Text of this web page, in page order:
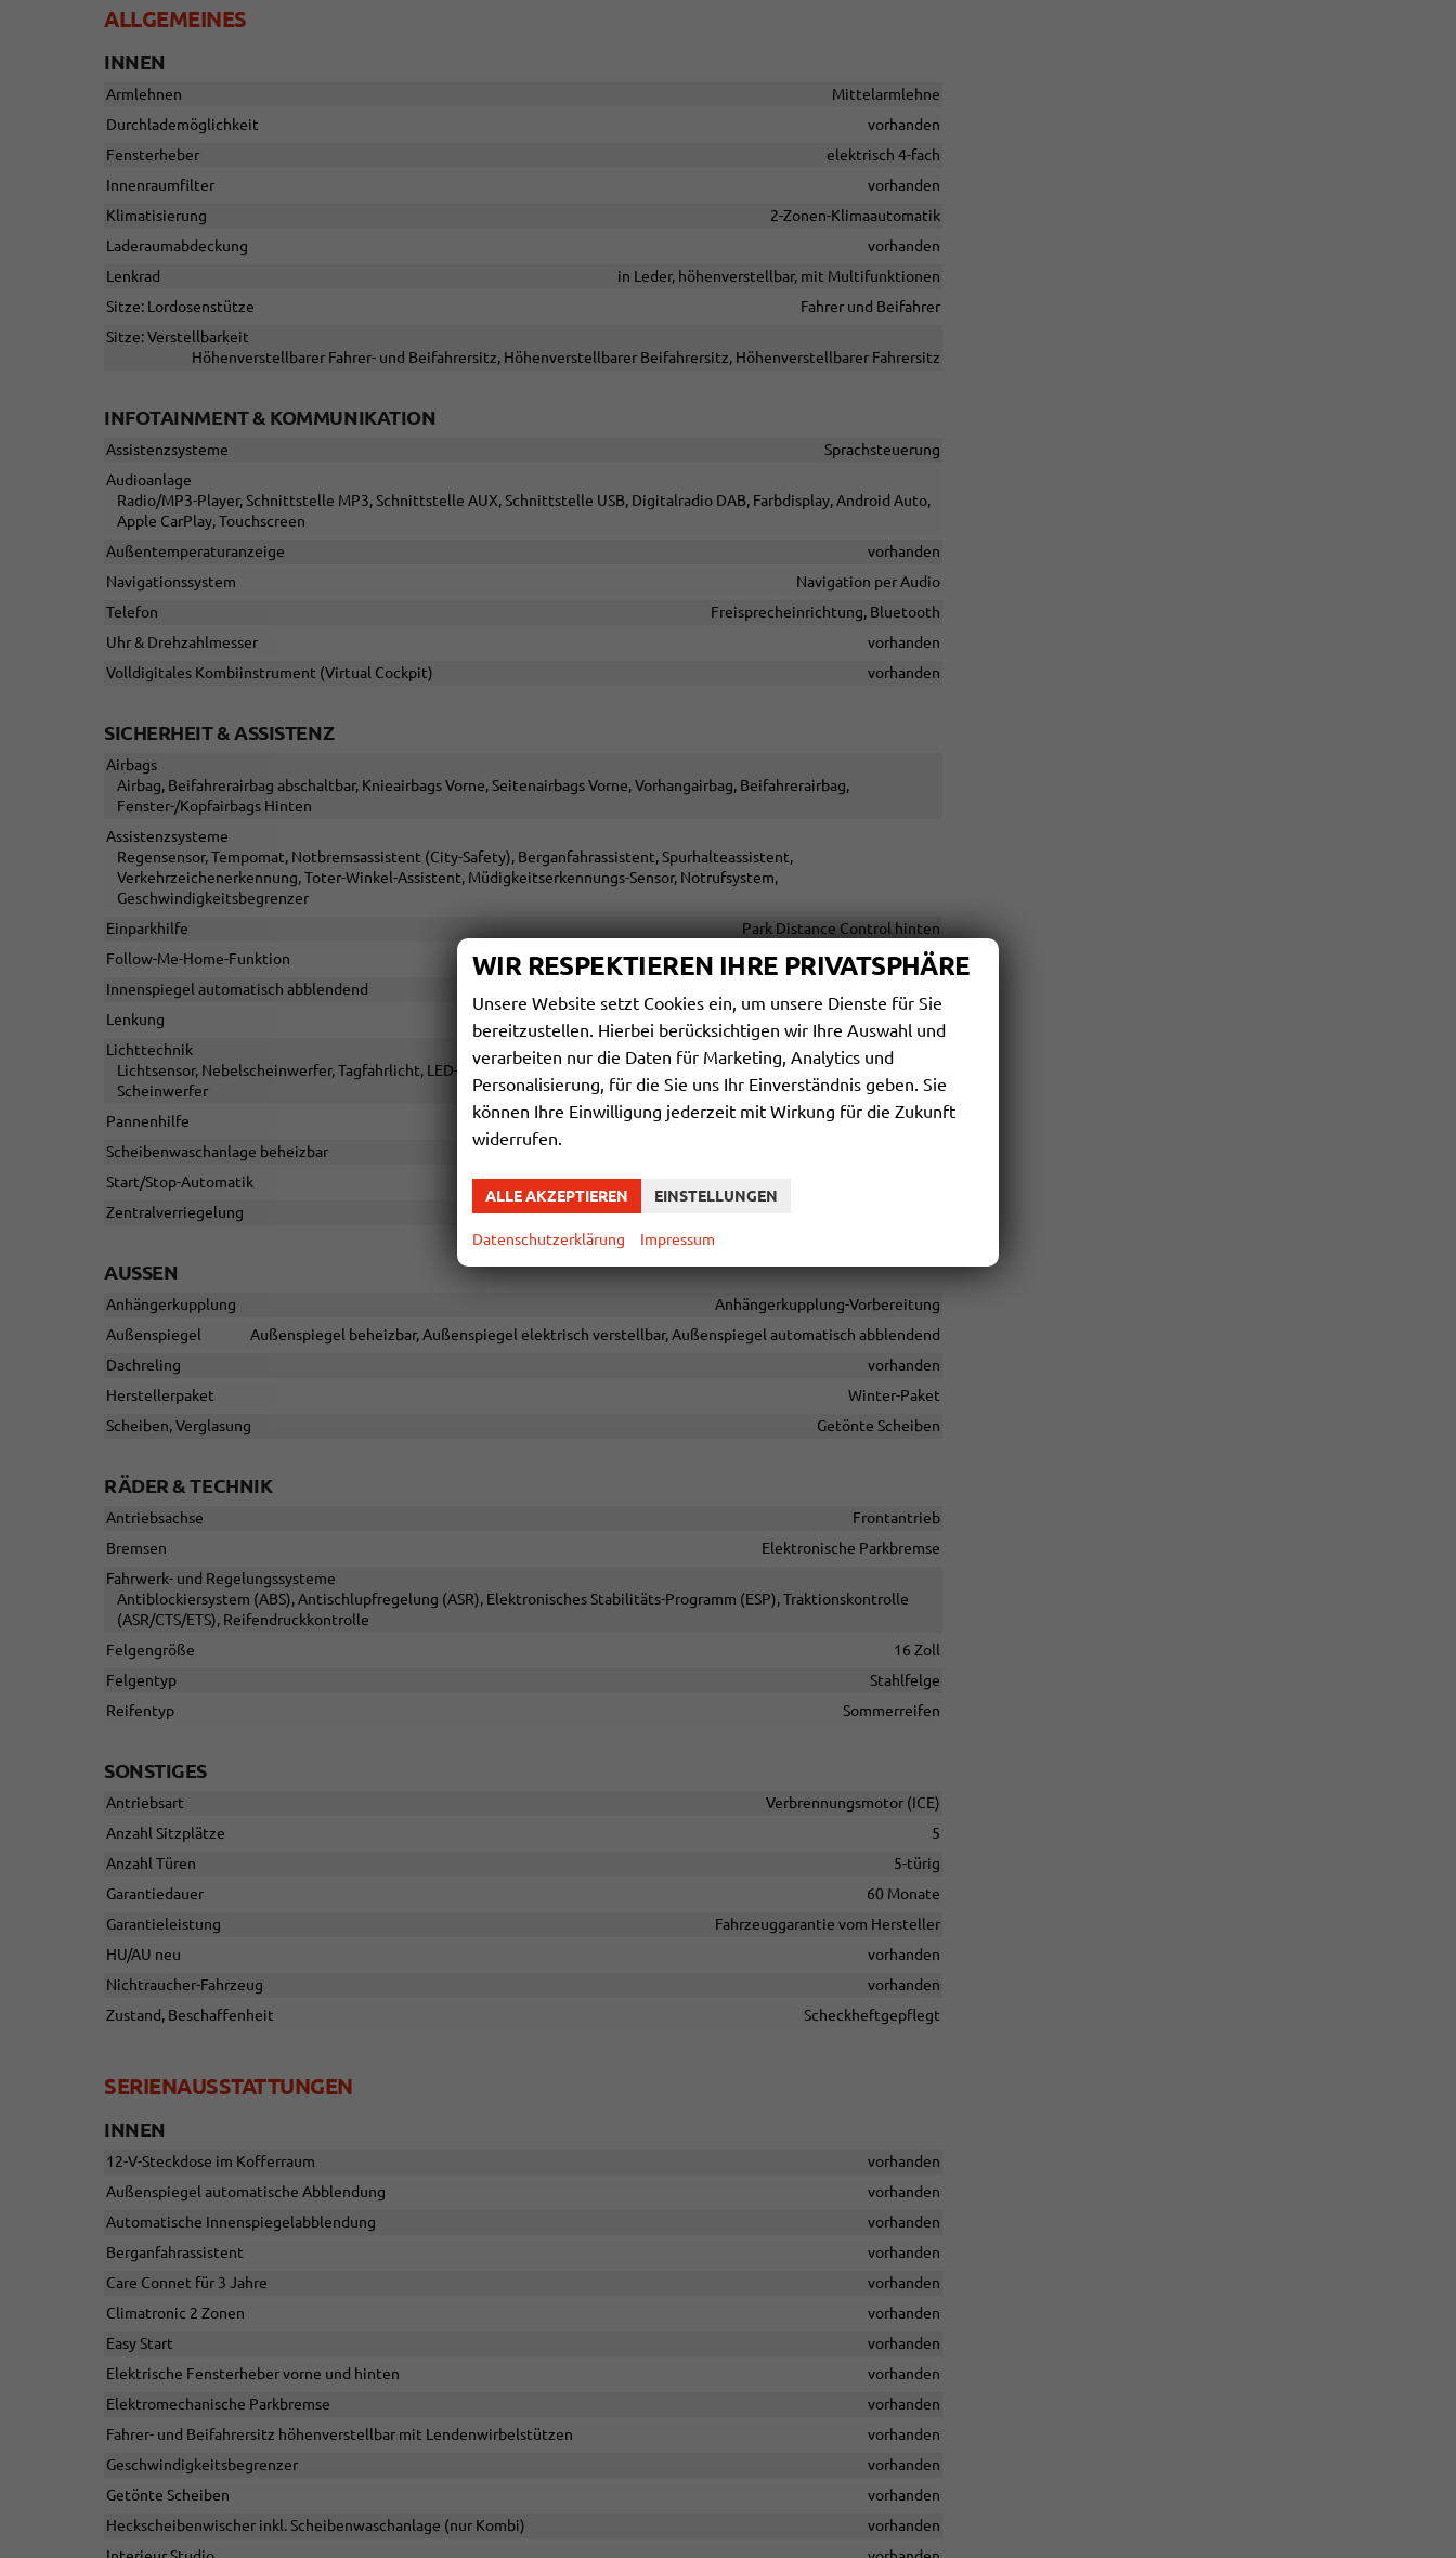
ALLGEMEINES
INNEN
Armlehnen
Mittelarmlehne
Durchlademöglichkeit
vorhanden
Fensterheber
elektrisch 4-fach
Innenraumfilter
vorhanden
Klimatisierung
2-Zonen-Klimaautomatik
Laderaumabdeckung
vorhanden
Lenkrad
in Leder, höhenverstellbar, mit Multifunktionen
Sitze: Lordosenstütze
Fahrer und Beifahrer
Sitze: Verstellbarkeit
Höhenverstellbarer Fahrer- und Beifahrersitz, Höhenverstellbarer Beifahrersitz, Höhenverstellbarer Fahrersitz
INFOTAINMENT & KOMMUNIKATION
Assistenzsysteme
Sprachsteuerung
Audioanlage
Radio/MP3-Player, Schnittstelle MP3, Schnittstelle AUX, Schnittstelle USB, Digitalradio DAB, Farbdisplay, Android Auto,
Apple CarPlay, Touchscreen
Außentemperaturanzeige
vorhanden
Navigationssystem
Navigation per Audio
Telefon
Freisprecheinrichtung, Bluetooth
Uhr & Drehzahlmesser
vorhanden
Volldigitales Kombiinstrument (Virtual Cockpit)
vorhanden
SICHERHEIT & ASSISTENZ
Airbags
Airbag, Beifahrerairbag abschaltbar, Knieairbags Vorne, Seitenairbags Vorne, Vorhangairbag, Beifahrerairbag,
Fenster-/Kopfairbags Hinten
Assistenzsysteme
Regensensor, Tempomat, Notbremsassistent (City-Safety), Berganfahrassistent, Spurhalteassistent,
Verkehrzeichenerkennung, Toter-Winkel-Assistent, Müdigkeitserkennungs-Sensor, Notrufsystem,
Geschwindigkeitsbegrenzer
Einparkhilfe
Park Distance Control hinten
Follow-Me-Home-Funktion
vorhanden
Innenspiegel automatisch abblendend
Lenkung
Lichttechnik
Lichtsensor, Nebelscheinwerfer, Tagfahrlicht, LED-Rückleuchten, LED-Scheinwerfer, LED-Tagfahrlicht, Teil-LED
Scheinwerfer
Pannenhilfe
Pannenkit
Scheibenwaschanlage beheizbar
Start/Stop-Automatik
Zentralverriegelung
Zentralverriegelung mit Funkfernbedienung
AUSSEN
Anhängerkupplung
Anhängerkupplung-Vorbereitung
Außenspiegel
Außenspiegel beheizbar, Außenspiegel elektrisch verstellbar, Außenspiegel automatisch abblendend
Dachreling
vorhanden
Herstellerpaket
Winter-Paket
Scheiben, Verglasung
Getönte Scheiben
RÄDER & TECHNIK
Antriebsachse
Frontantrieb
Bremsen
Elektronische Parkbremse
Fahrwerk- und Regelungssysteme
Antiblockiersystem (ABS), Antischlupfregelung (ASR), Elektronisches Stabilitäts-Programm (ESP), Traktionskontrolle
(ASR/CTS/ETS), Reifendruckkontrolle
Felgengröße
16 Zoll
Felgentyp
Stahlfelge
Reifentyp
Sommerreifen
SONSTIGES
Antriebsart
Verbrennungsmotor (ICE)
Anzahl Sitzplätze
5
Anzahl Türen
5-türig
Garantiedauer
60 Monate
Garantieleistung
Fahrzeuggarantie vom Hersteller
HU/AU neu
vorhanden
Nichtraucher-Fahrzeug
vorhanden
Zustand, Beschaffenheit
Scheckheftgepflegt
SERIENAUSSTATTUNGEN
INNEN
12-V-Steckdose im Kofferraum
vorhanden
Außenspiegel automatische Abblendung
vorhanden
Automatische Innenspiegelabblendung
vorhanden
Berganfahrassistent
vorhanden
Care Connet für 3 Jahre
vorhanden
Climatronic 2 Zonen
vorhanden
Easy Start
vorhanden
Elektrische Fensterheber vorne und hinten
vorhanden
Elektromechanische Parkbremse
vorhanden
Fahrer- und Beifahrersitz höhenverstellbar mit Lendenwirbelstützen
vorhanden
Geschwindigkeitsbegrenzer
vorhanden
Getönte Scheiben
vorhanden
Heckscheibenwischer inkl. Scheibenwaschanlage (nur Kombi)
vorhanden
WIR RESPEKTIEREN IHRE PRIVATSPHÄRE
Unsere Website setzt Cookies ein, um unsere Dienste für Sie
bereitzustellen. Hierbei berücksichtigen wir Ihre Auswahl und
verarbeiten nur die Daten für Marketing, Analytics und
Personalisierung, für die Sie uns Ihr Einverständnis geben. Sie
können Ihre Einwilligung jederzeit mit Wirkung für die Zukunft
widerrufen.
ALLE AKZEPTIEREN EINSTELLUNGEN
Datenschutzerklärung Impressum